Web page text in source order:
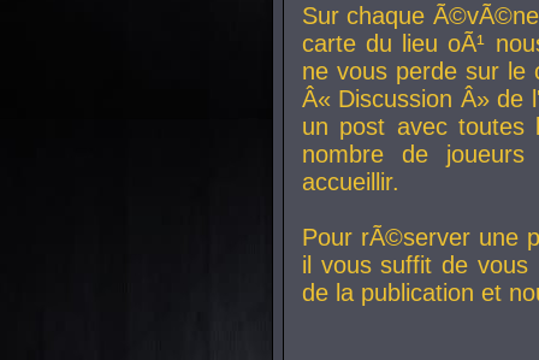
Sur chaque
carte du lieu oÃ¹
ne vous perde sur le
Â« Discussion Â» de
un post avec toutes
nombre de
accueillir.
Pour rÃ©server une
il vous suffit de vous
de la publication et